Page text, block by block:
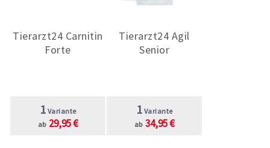
Tierarzt24 Carnitin
Forte
1 Variante
ab 29,95 €
Tierarzt24 Agil
Senior
1 Variante
ab 34,95 €